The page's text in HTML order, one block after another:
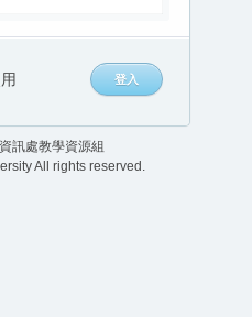
訊處教學資源組
All rights reserved.